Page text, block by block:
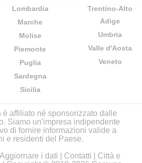
Lombardia
Marche
Molise
Piemonte
Puglia
Sardegna
Sicilia
Trentino-Alto
Adige
Umbria
Valle d'Aosta
Veneto
è affiliato né sponsorizzato dalle
Siamo un'impresa indipendente
di fornire informazioni valide a
e residenti del Paese.
Aggiornare i dati Contatti
Città e